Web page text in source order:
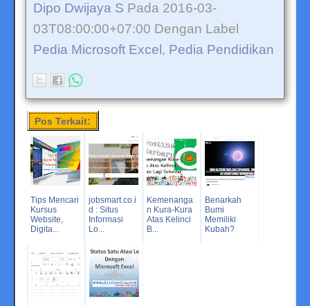
Dipo Dwijaya S Pada 2016-03-
03T08:00:00+07:00 Dengan Label
Pedia Microsoft Excel , Pedia Pendidikan
Pos Terkait:
Tips Mencari
Kursus
Website,
Digita...
jobsmart.co.i
d : Situs
Informasi
Lo...
Kemenanga
n Kura-Kura
Atas Kelinci
B...
Benarkah
Bumi
Memiliki
Kubah?